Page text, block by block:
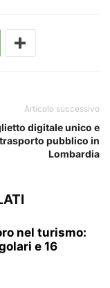
Articolo successivo
digitale unico e
pubblico in
Lombardia
nel turismo:
e 16